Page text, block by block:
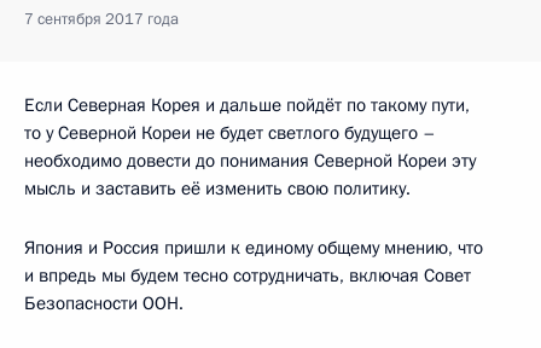
7 сентября 2017 года
Если Северная Корея и дальше пойдёт по такому пути,
то у Северной Кореи не будет светлого будущего –
необходимо довести до понимания Северной Кореи эту
мысль и заставить её изменить свою политику.
Япония и Россия пришли к единому общему мнению, что
и впредь мы будем тесно сотрудничать, включая Совет
Безопасности ООН.